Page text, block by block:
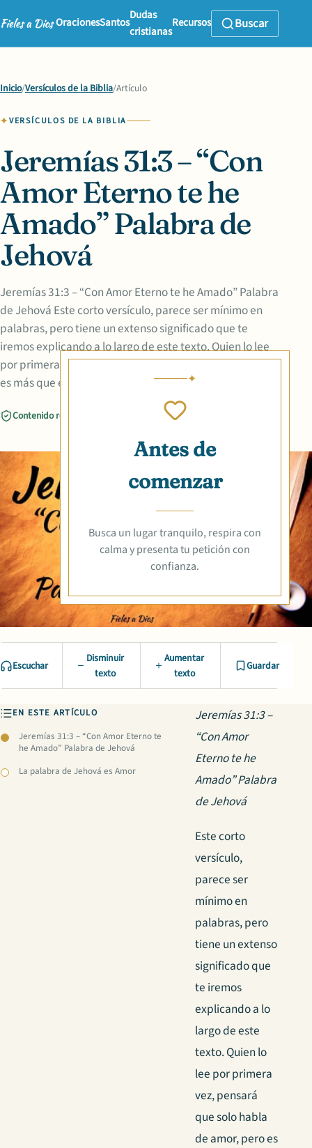
OracionesSantos
Dudas
cristianas
Recursos Buscar
Inicio/Versículos de la Biblia/Artículo
VERSÍCULOS DE LA BIBLIA
Jeremías 31:3 – “Con
Amor Eterno te he
Amado” Palabra de
Jehová
Jeremías 31:3 – “Con Amor Eterno te he Amado” Palabra
de Jehová Este corto versículo, parece ser mínimo en
palabras, pero tiene un extenso significado que te
iremos explicando a lo largo de este texto. Quien lo lee
por primera vez, pensará que solo habla de amor, pero
es más que eso. Demuestra toda la protección que él
Contenido revisado
Antes de
comenzar
Busca un lugar tranquilo, respira con
calma y presenta tu petición con
confianza.
Escuchar
Disminuir
texto
Aumentar
texto
Guardar
EN ESTE ARTÍCULO
Jeremías 31:3 – “Con Amor Eterno te
he Amado” Palabra de Jehová
La palabra de Jehová es Amor
Jeremías 31:3 –
“Con Amor
Eterno te he
Amado” Palabra
de Jehová
Este corto
versículo,
parece ser
mínimo en
palabras, pero
tiene un extenso
significado que
te iremos
explicando a lo
largo de este
texto. Quien lo
lee por primera
vez, pensará
que solo habla
de amor, pero es